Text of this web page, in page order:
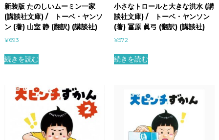
新装版 たのしいムーミン一家
(講談社文庫) / トーベ・ヤンソ
ン (著) 山室 静 (翻訳) (講談社)
¥693
続きを読む
小さなトロールと大きな洪水 (講
談社文庫) / トーベ・ヤンソン
(著) 冨原 眞弓 (翻訳) (講談社)
¥572
続きを読む